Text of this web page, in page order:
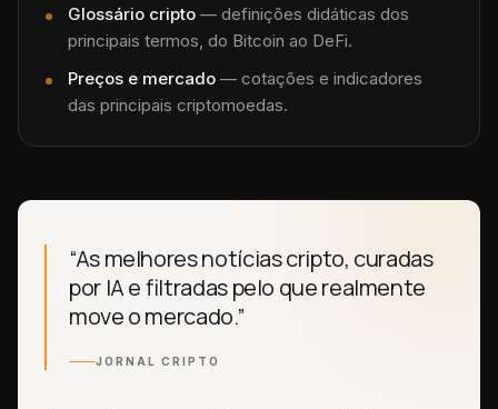
Glossário cripto — definições didáticas dos
principais termos, do Bitcoin ao DeFi.
Preços e mercado — cotações e indicadores
das principais criptomoedas.
“As melhores notícias cripto, curadas
por IA e filtradas pelo que realmente
move o mercado.”
JORNAL CRIPTO